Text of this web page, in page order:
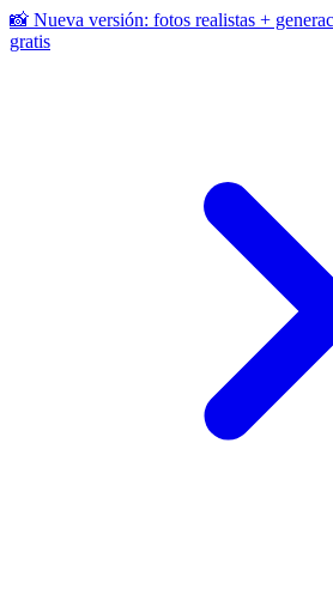
📸 Nueva versión: fotos realistas +
gratis